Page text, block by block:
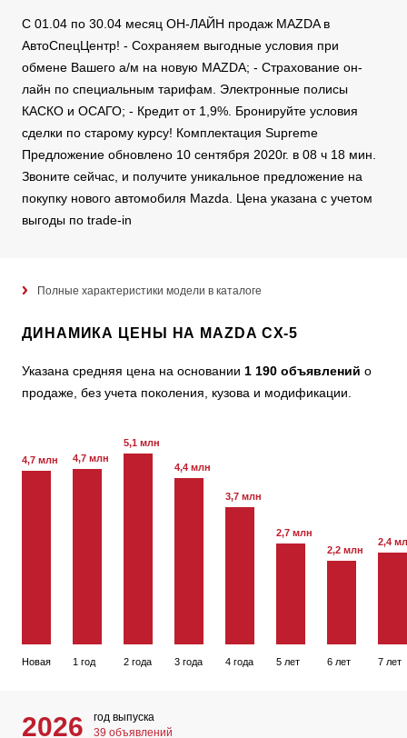
С 01.04 по 30.04 месяц ОН-ЛАЙН продаж MAZDA в
АвтоСпецЦентр! - Сохраняем выгодные условия при
обмене Вашего а/м на новую MAZDA; - Страхование он-
лайн по специальным тарифам. Электронные полисы
КАСКО и ОСАГО; - Кредит от 1,9%. Бронируйте условия
сделки по старому курсу! Комплектация Supreme
Предложение обновлено 10 сентября 2020г. в 08 ч 18 мин.
Звоните сейчас, и получите уникальное предложение на
покупку нового автомобиля Mazda. Цена указана с учетом
выгоды по trade-in
Полные характеристики модели в каталоге
ДИНАМИКА ЦЕНЫ НА MAZDA CX-5
Указана средняя цена на основании 1 190 объявлений о
продаже, без учета поколения, кузова и модификации.
4,7 млн
Новая
4,7 млн
1 год
5,1 млн
2 года
4,4 млн
3 года
3,7 млн
4 года
2,7 млн
5 лет
2,2 млн
6 лет
2,4
7 лет
2026
год выпуска
39 объявлений